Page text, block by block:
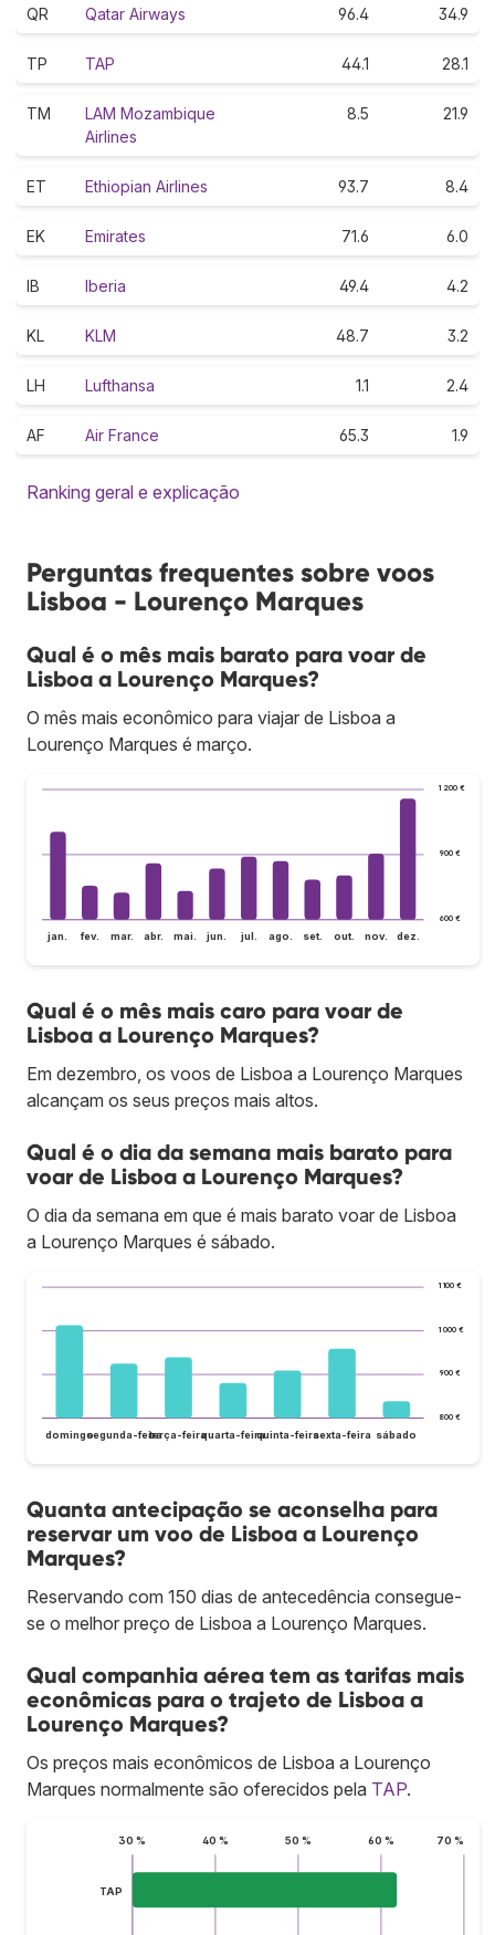
QR Qatar Airways 96.4 34.9
TP TAP 44.1 28.1
TM
LAM Mozambique
Airlines
8.5 21.9
ET Ethiopian Airlines 93.7 8.4
EK Emirates 71.6 6.0
IB Iberia 49.4 4.2
KL KLM 48.7 3.2
LH Lufthansa 1.1 2.4
AF Air France 65.3 1.9
Ranking geral e explicação
Perguntas frequentes sobre voos
Lisboa - Lourenço Marques
Qual é o mês mais barato para voar de
Lisboa a Lourenço Marques?
O mês mais econômico para viajar de Lisboa a
Lourenço Marques é março.
600 €
900 €
1 200 €
jan. fev. mar. abr. mai. jun. jul. ago. set. out. nov. dez.
Qual é o mês mais caro para voar de
Lisboa a Lourenço Marques?
Em dezembro, os voos de Lisboa a Lourenço Marques
alcançam os seus preços mais altos.
Qual é o dia da semana mais barato para
voar de Lisboa a Lourenço Marques?
O dia da semana em que é mais barato voar de Lisboa
a Lourenço Marques é sábado.
800 €
900 €
1 000 €
1 100 €
domingosegunda-feiraterça-feiraquarta-feiraquinta-feirasexta-feira sábado
Quanta antecipação se aconselha para
reservar um voo de Lisboa a Lourenço
Marques?
Reservando com 150 dias de antecedência consegue-
se o melhor preço de Lisboa a Lourenço Marques.
Qual companhia aérea tem as tarifas mais
econômicas para o trajeto de Lisboa a
Lourenço Marques?
Os preços mais econômicos de Lisboa a Lourenço
Marques normalmente são oferecidos pela TAP.
30 % 40 % 50 % 60 % 70 %
TAP